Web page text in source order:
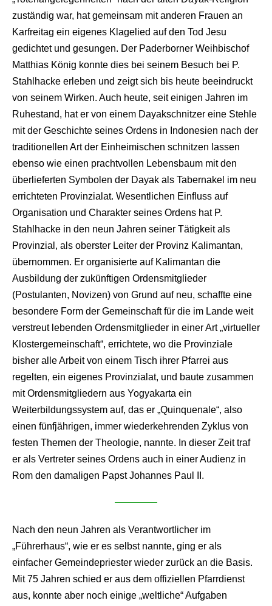
zuständig war, hat gemeinsam mit anderen Frauen an
Karfreitag ein eigenes Klagelied auf den Tod Jesu
gedichtet und gesungen. Der Paderborner Weihbischof
Matthias König konnte dies bei seinem Besuch bei P.
Stahlhacke erleben und zeigt sich bis heute beeindruckt
von seinem Wirken. Auch heute, seit einigen Jahren im
Ruhestand, hat er von einem Dayakschnitzer eine Stehle
mit der Geschichte seines Ordens in Indonesien nach der
traditionellen Art der Einheimischen schnitzen lassen
ebenso wie einen prachtvollen Lebensbaum mit den
überlieferten Symbolen der Dayak als Tabernakel im neu
errichteten Provinzialat. Wesentlichen Einfluss auf
Organisation und Charakter seines Ordens hat P.
Stahlhacke in den neun Jahren seiner Tätigkeit als
Provinzial, als oberster Leiter der Provinz Kalimantan,
übernommen. Er organisierte auf Kalimantan die
Ausbildung der zukünftigen Ordensmitglieder
(Postulanten, Novizen) von Grund auf neu, schaffte eine
besondere Form der Gemeinschaft für die im Lande weit
verstreut lebenden Ordensmitglieder in einer Art „virtueller
Klostergemeinschaft“, errichtete, wo die Provinziale
bisher alle Arbeit von einem Tisch ihrer Pfarrei aus
regelten, ein eigenes Provinzialat, und baute zusammen
mit Ordensmitgliedern aus Yogyakarta ein
Weiterbildungssystem auf, das er „Quinquenale“, also
einen fünfjährigen, immer wiederkehrenden Zyklus von
festen Themen der Theologie, nannte. In dieser Zeit traf
er als Vertreter seines Ordens auch in einer Audienz in
Rom den damaligen Papst Johannes Paul II.
Nach den neun Jahren als Verantwortlicher im
„Führerhaus“, wie er es selbst nannte, ging er als
einfacher Gemeindepriester wieder zurück an die Basis.
Mit 75 Jahren schied er aus dem offiziellen Pfarrdienst
aus, konnte aber noch einige „weltliche“ Aufgaben